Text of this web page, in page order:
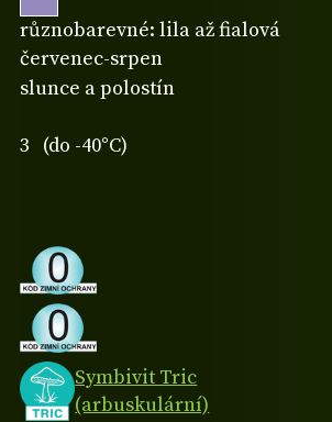
různobarevné: lila až fialová
červenec-srpen
slunce a polostín
3 (do -40°C)
Symbivit Tric
(arbuskulární)